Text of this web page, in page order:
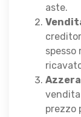
aste.
spesso
prezzo